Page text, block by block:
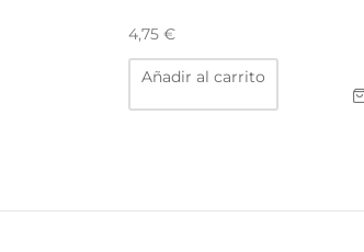
4,75 €
Añadir al carrito